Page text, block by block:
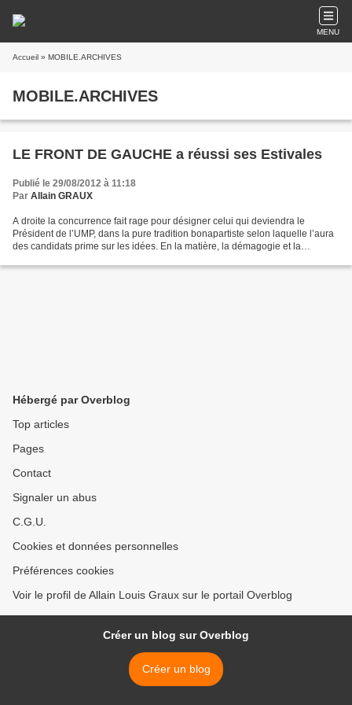
MENU
Accueil » MOBILE.ARCHIVES
MOBILE.ARCHIVES
LE FRONT DE GAUCHE a réussi ses Estivales
Publié le 29/08/2012 à 11:18
Par Allain GRAUX
A droite la concurrence fait rage pour désigner celui qui deviendra le
Président de l’UMP, dans la pure tradition bonapartiste selon laquelle l’aura
des candidats prime sur les idées. En la matière, la démagogie et la
Hébergé par Overblog
Top articles
Pages
Contact
Signaler un abus
C.G.U.
Cookies et données personnelles
Préférences cookies
Voir le profil de Allain Louis Graux sur le portail Overblog
Créer un blog sur Overblog
Créer un blog